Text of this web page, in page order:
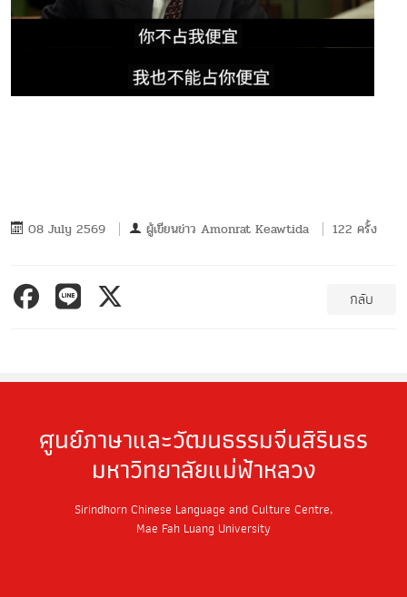
08 July 2569 ผู้เขียนข่าว Amonrat Keawtida 122 ครั้ง
กลับ
ศูนย์ภาษาและวัฒนธรรมจีนสิรินธร
มหาวิทยาลัยแม่ฟ้าหลวง
Sirindhorn Chinese Language and Culture Centre,
Mae Fah Luang University